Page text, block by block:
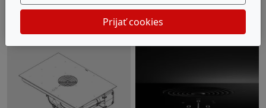
Prijať cookies